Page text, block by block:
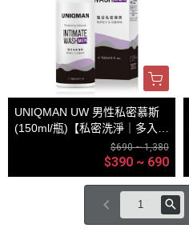
UNIQMAN UW 男性私密慕斯
(150ml/瓶)【私密洗淨｜多入更
$690 ~ 1,380
$390 ~ 690